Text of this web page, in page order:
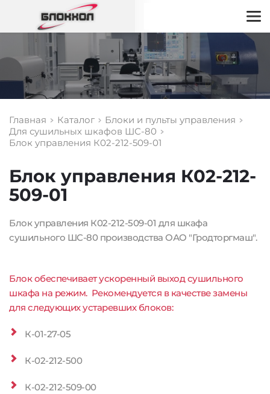
Главная Каталог
Блоки и пульты управления
Для сушильных шкафов ШС-80
Блок управления К02-212-509-01
Блок управления К02-212-
509-01
Блок управления К02-212-509-01 для шкафа
сушильного ШС-80 производства ОАО "Гродторгмаш".
Блок обеспечивает ускоренный выход сушильного
шкафа на режим. Рекомендуется в качестве замены
для следующих устаревших блоков:
К-01-27-05
К-02-212-500
К-02-212-509-00